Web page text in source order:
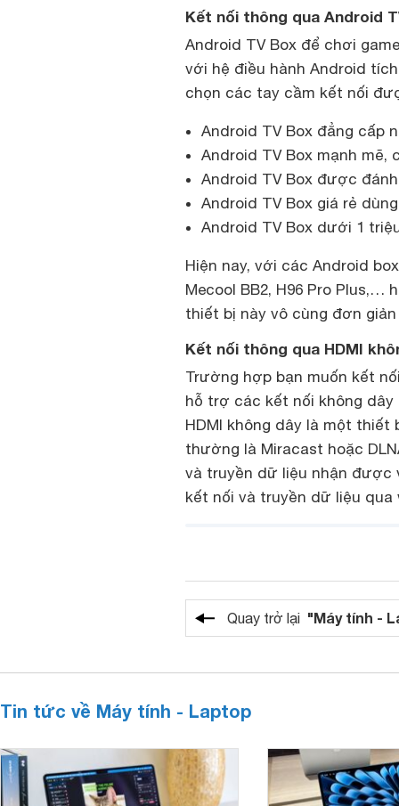
Kết nối thông qua Android
Android TV Box để chơi
với hệ điều hành Android
chọn các tay cầm kết nối
Android TV Box đẳng cấp
Android TV Box mạnh mẽ,
Android TV Box được đánh
Android TV Box giá rẻ
Android TV Box dưới 1
Hiện nay, với các Android
Mecool BB2, H96 Pro
thiết bị này vô cùng đơn
Kết nối thông qua HDMI
Trường hợp bạn muốn kết
hỗ trợ các kết nối không
HDMI không dây là một
thường là Miracast hoặc
và truyền dữ liệu nhận được
kết nối và truyền dữ liệu
Quay trở lại "Máy tính -
Tin tức về Máy tính - Laptop